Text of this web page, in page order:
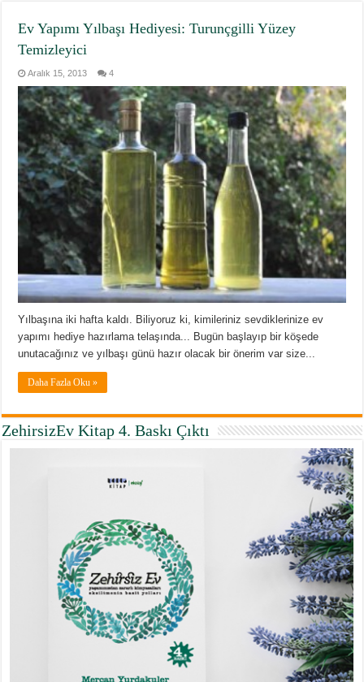
Ev Yapımı Yılbaşı Hediyesi: Turunçgilli Yüzey
Temizleyici
Aralık 15, 2013 4
Yılbaşına iki hafta kaldı. Biliyoruz ki, kimileriniz sevdiklerinize ev
yapımı hediye hazırlama telaşında... Bugün başlayıp bir köşede
unutacağınız ve yılbaşı günü hazır olacak bir önerim var size...
Daha Fazla Oku »
ZehirsizEv Kitap 4. Baskı Çıktı